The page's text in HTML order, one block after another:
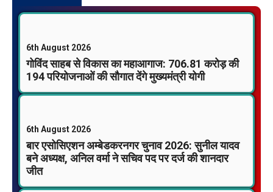
6th August 2026
गोविंद साहब से विकास का महाआगाज: 706.81 करोड़ की
194 परियोजनाओं की सौगात देंगे मुख्यमंत्री योगी
6th August 2026
बार एसोसिएशन अम्बेडकरनगर चुनाव 2026: सुनील यादव
बने अध्यक्ष, अनिल वर्मा ने सचिव पद पर दर्ज की शानदार
जीत